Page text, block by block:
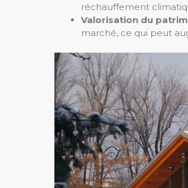
réchauffement
Valorisation du
marché, ce qui peut